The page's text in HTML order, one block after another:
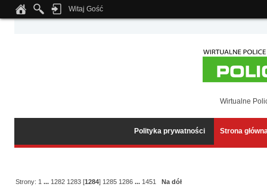
Notice: Undefined index: tapatalk_body_hook in
Witaj Gość
Wirtualne
Polityka prywatności Strona
Strony: 1 ... 1282 1283 [1284] 1285 1286 ... 1451 Na dół